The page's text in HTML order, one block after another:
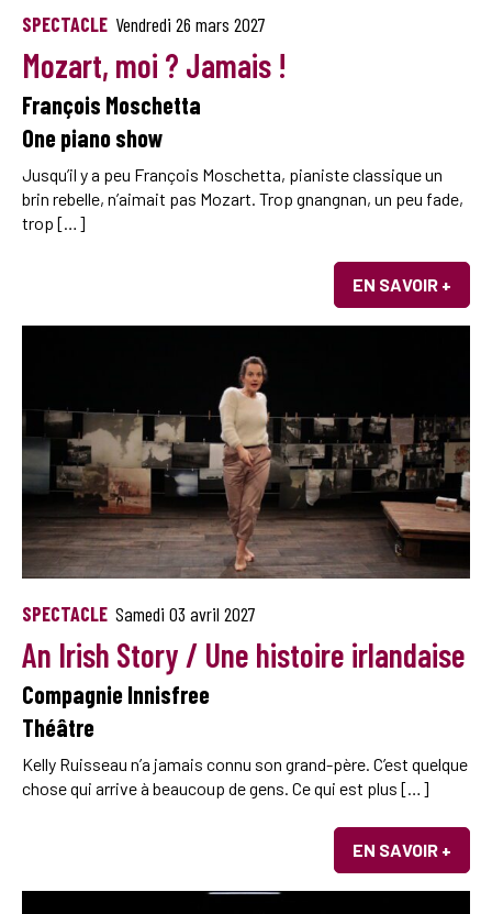
SPECTACLE Vendredi 26 mars 2027
Mozart, moi ? Jamais !
François Moschetta
One piano show
Jusqu’il y a peu François Moschetta, pianiste classique un
brin rebelle, n’aimait pas Mozart. Trop gnangnan, un peu fade,
trop […]
EN SAVOIR +
SPECTACLE Samedi 03 avril 2027
An Irish Story / Une histoire irlandaise
Compagnie Innisfree
Théâtre
Kelly Ruisseau n’a jamais connu son grand-père. C’est quelque
chose qui arrive à beaucoup de gens. Ce qui est plus […]
EN SAVOIR +